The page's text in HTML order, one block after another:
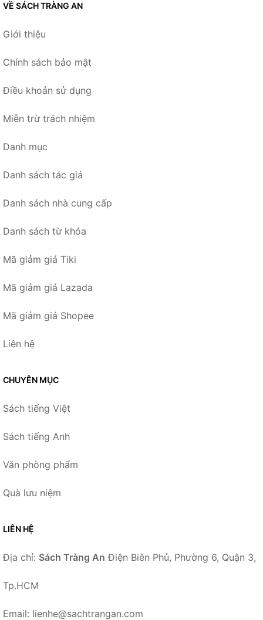
VỀ SÁCH TRÀNG AN
Giới thiệu
Chính sách bảo mật
Điều khoản sử dụng
Miễn trừ trách nhiệm
Danh mục
Danh sách tác giả
Danh sách nhà cung cấp
Danh sách từ khóa
Mã giảm giá Tiki
Mã giảm giá Lazada
Mã giảm giá Shopee
Liên hệ
CHUYÊN MỤC
Sách tiếng Việt
Sách tiếng Anh
Văn phòng phẩm
Quà lưu niệm
LIÊN HỆ
Địa chỉ: Sách Tràng An Điện Biên Phủ, Phường 6, Quận 3,
Tp.HCM
Email: lienhe@sachtrangan.com